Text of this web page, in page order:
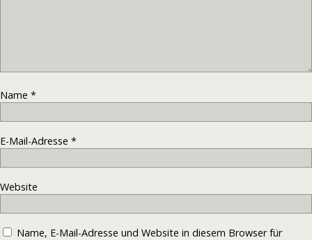
Name *
E-Mail-Adresse *
Website
Name, E-Mail-Adresse und Website in diesem Browser für